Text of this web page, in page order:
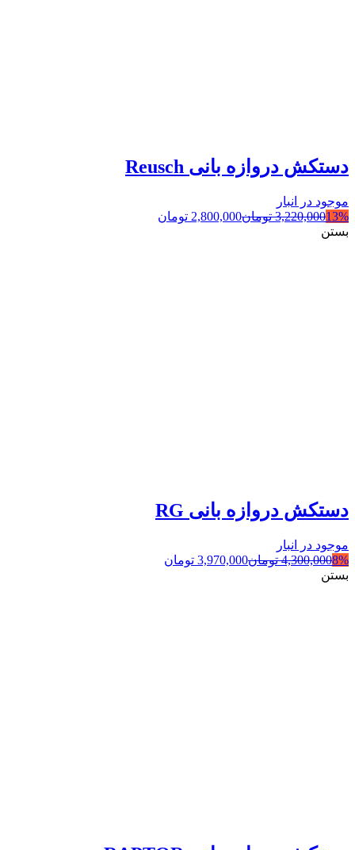
دستکش دروازه بانی Reusch
موجود در انبار
13%
3,220,000 تومان2,800,000 تومان
بستن
دستکش دروازه بانی RG
موجود در انبار
8%
4,300,000 تومان3,970,000 تومان
بستن